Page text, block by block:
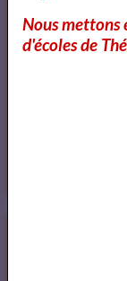
Nous mettons
d'écoles de